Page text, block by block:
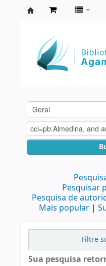
Agamenon
Magalhães
Pesquisar
Pesquisa de
Mais popular
Filtre
Sua pesquisa